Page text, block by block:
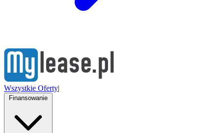
Wszystkie Oferty|